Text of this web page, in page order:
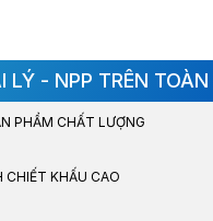
LÝ - NPP TRÊN TOÀN
PHẨM CHẤT LƯỢNG
CHIẾT KHẤU CAO